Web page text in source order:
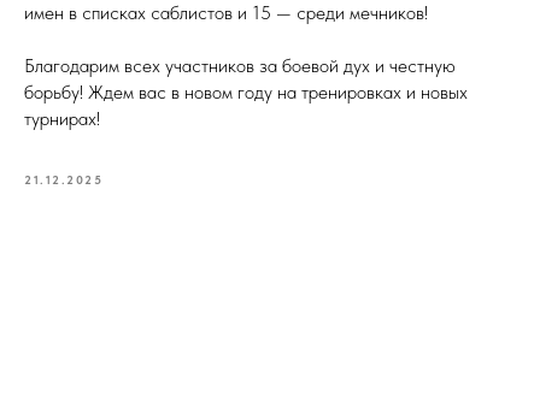
имен в списках саблистов и 15 — среди мечников!
Благодарим всех участников за боевой дух и честную
борьбу! Ждем вас в новом году на тренировках и новых
турнирах!
21.12.2025